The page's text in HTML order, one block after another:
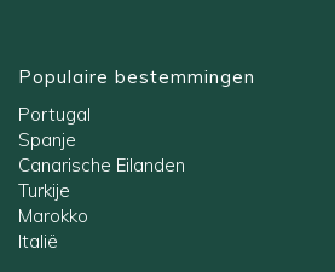
Populaire bestemmingen
Portugal
Spanje
Canarische Eilanden
Turkije
Marokko
Italië